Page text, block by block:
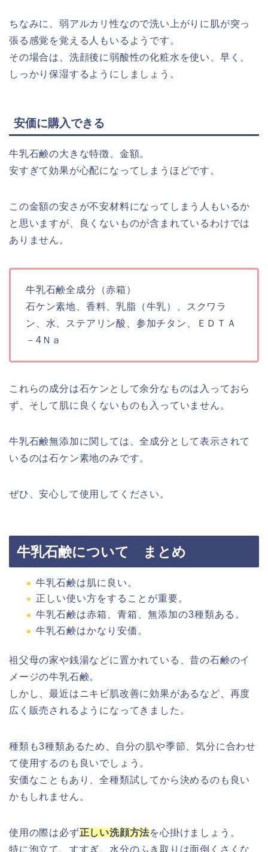
ちなみに、弱アルカリ性なので洗い上がりに肌が突っ
張る感覚を覚える人もいるようです。
その場合は、洗顔後に弱酸性の化粧水を使い、早く、
しっかり保湿するようにしましょう。
安価に購入できる
牛乳石鹸の大きな特徴、金額。
安すぎて効果が心配になってしまうほどです。
この金額の安さが不安材料になってしまう人もいるか
と思いますが、良くないものが含まれているわけでは
ありません。
牛乳石鹸全成分（赤箱）
石ケン素地、香料、乳脂（牛乳）、スクワラ
ン、水、ステアリン酸、参加チタン、ＥＤＴＡ
－4Ｎａ
これらの成分は石ケンとして余分なものは入っておら
ず、そして肌に良くないものも入っていません。
牛乳石鹸無添加に関しては、全成分として表示されて
いるのは石ケン素地のみです。
ぜひ、安心して使用してください。
牛乳石鹸について まとめ
牛乳石鹸は肌に良い。
正しい使い方をすることが重要。
牛乳石鹸は赤箱、青箱、無添加の3種類ある。
牛乳石鹸はかなり安価。
祖父母の家や銭湯などに置かれている、昔の石鹸のイ
メージの牛乳石鹸。
しかし、最近はニキビ肌改善に効果があるなど、再度
広く販売されるようになってきました。
種類も3種類あるため、自分の肌や季節、気分に合わせ
て使用するのも良いでしょう。
安価なこともあり、全種類試してから決めるのも良い
かもしれません。
使用の際は必ず正しい洗顔方法を心掛けましょう。
特に泡立て、すすぎ、水分のふき取りは面倒くさくな